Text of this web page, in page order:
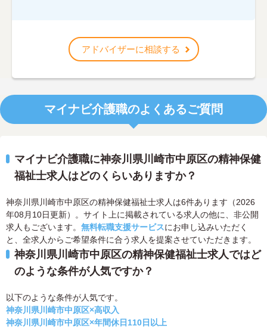
アドバイザーに相談する
マイナビ介護職のよくあるご質問
マイナビ介護職に神奈川県川崎市中原区の精神保健
福祉士求人はどのくらいありますか？
神奈川県川崎市中原区の精神保健福祉士求人は6件あります（2026
年08月10日更新）。サイト上に掲載されている求人の他に、非公開
求人もございます。 無料転職支援サービスにお申し込みいただく
と、全求人からご希望条件に合う求人を提案させていただきます。
神奈川県川崎市中原区の精神保健福祉士求人ではど
のような条件が人気ですか？
以下のような条件が人気です。
神奈川県川崎市中原区×高収入
神奈川県川崎市中原区×年間休日110日以上